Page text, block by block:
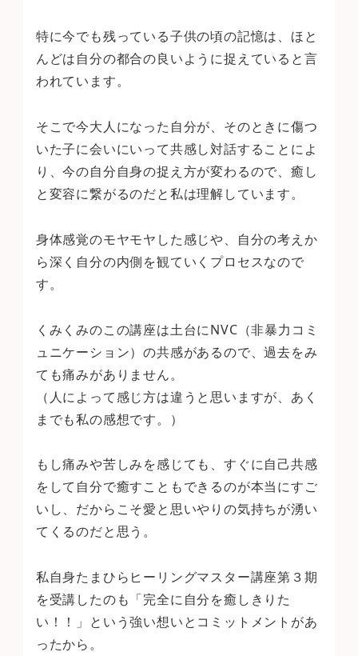
特に今でも残っている子供の頃の記憶は、ほと
んどは自分の都合の良いように捉えていると言
われています。
そこで今大人になった自分が、そのときに傷つ
いた子に会いにいって共感し対話することによ
り、今の自分自身の捉え方が変わるので、癒し
と変容に繋がるのだと私は理解しています。
身体感覚のモヤモヤした感じや、自分の考えか
ら深く自分の内側を観ていくプロセスなので
す。
くみくみのこの講座は土台にNVC（非暴力コミ
ュニケーション）の共感があるので、過去をみ
ても痛みがありません。
（人によって感じ方は違うと思いますが、あく
までも私の感想です。）
もし痛みや苦しみを感じても、すぐに自己共感
をして自分で癒すこともできるのが本当にすご
いし、だからこそ愛と思いやりの気持ちが湧い
てくるのだと思う。
私自身たまひらヒーリングマスター講座第３期
を受講したのも「完全に自分を癒しきりた
い！！」という強い想いとコミットメントがあ
ったから。